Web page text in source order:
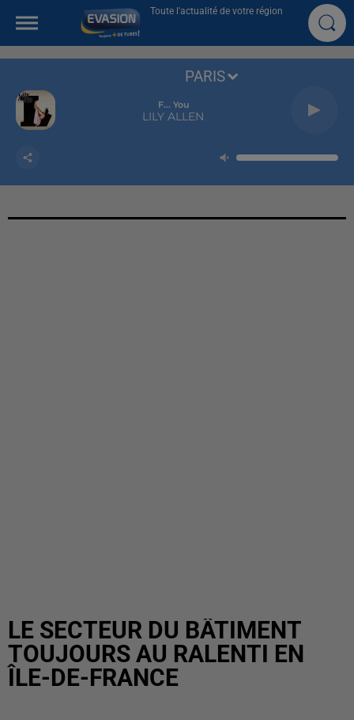
Toute l'actualité de votre région
F... You
LILY ALLEN
PARIS
LE SECTEUR DU BÂTIMENT
TOUJOURS AU RALENTI EN
ÎLE-DE-FRANCE